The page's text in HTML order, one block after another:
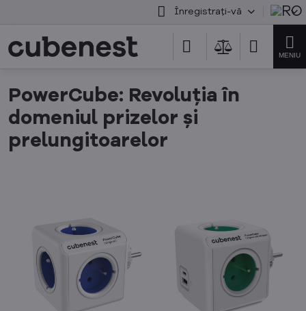
Înregistrați-vă
PowerCube: Revoluția în
domeniul prizelor și
prelungitoarelor